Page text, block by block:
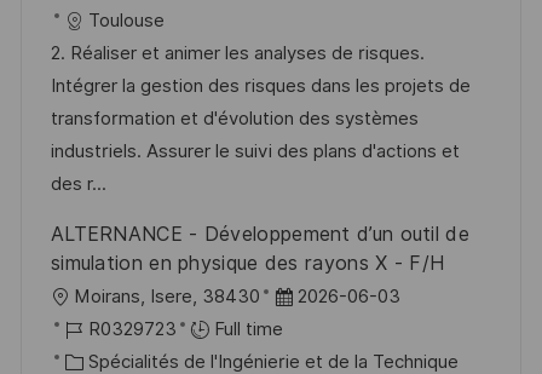
a
l
i
s
a
t
o
d
’
a
f
c
f
é
r
e
n
c
d
o
a
é
g
o
r
e
Toulouse
2. Réaliser et animer les analyses de risques.
Intégrer la gestion des risques dans les projets de
transformation et d'évolution des systèmes
industriels. Assurer le suivi des plans d'actions et
des r...
ALTERNANCE - Développement d’un outil de
simulation en physique des rayons X - F/H
o
c
Moirans, Isere, 38430
D
a
t
2026-06-03
R
é
R0329723
Full time
C Spécialités de l'Ingénierie et de la Technique